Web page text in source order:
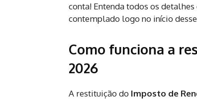
conta! Entenda todos os
contemplado logo no início
Como funciona a
2026
A restituição do Imposto de